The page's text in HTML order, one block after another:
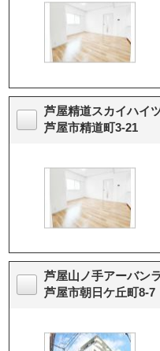
芦屋精道スカイハイ
芦屋市精道町3-21
芦屋山ノ手アーバン
芦屋市朝日ケ丘町8-7